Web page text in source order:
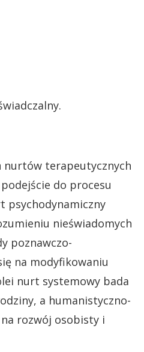
nurtów terapeutycznych
do procesu
psychodynamiczny
nieświadomych
poznawczo-
na modyfikowaniu
nurt systemowy bada
a humanistyczno-
rozwój osobisty i